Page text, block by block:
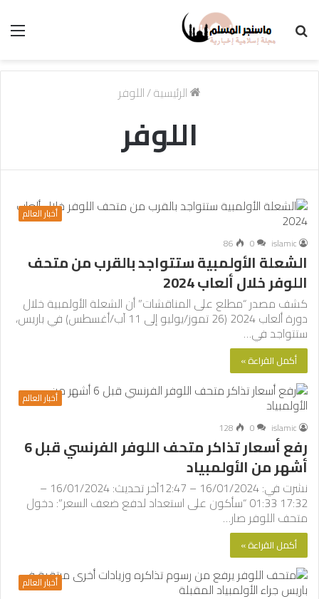
الرئيسية/اللوفر
اللوفر
أخبار العالم
islamic
0
86
الشعلة الأولمبية ستتواجد بالقرب من متحف
اللوفر خلال ألعاب 2024
كشف مصدر “مطلع على المناقشات” أن الشعلة الأولمبية خلال
دورة ألعاب 2024 (26 تموز/يوليو إلى 11 آب/أغسطس) في باريس،
ستتواجد في…
أكمل القراءة »
أخبار العالم
islamic
0
128
رفع أسعار تذاكر متحف اللوفر الفرنسي قبل 6
أشهر من الأولمبياد
نشرت في: 16/01/2024 – 12:47آخر تحديث: 16/01/2024 –
17:32 01:33 “سأكون على استعداد لدفع ضعف السعر”: دخول
متحف اللوفر صار…
أكمل القراءة »
أخبار العالم